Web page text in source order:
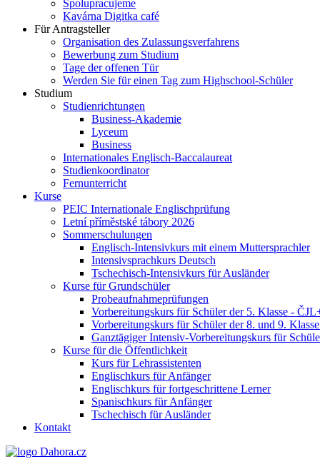
Spolupracujeme
Kavárna Digitka café
Für Antragsteller
Organisation des Zulassungsverfahrens
Bewerbung zum Studium
Tage der offenen Tür
Werden Sie für einen Tag zum Highschool-Schüler
Studium
Studienrichtungen
Business-Akademie
Lyceum
Business
Internationales Englisch-Baccalaureat
Studienkoordinator
Fernunterricht
Kurse
PEIC Internationale Englischprüfung
Letní příměstské tábory 2026
Sommerschulungen
Englisch-Intensivkurs mit einem Muttersprachler
Intensivsprachkurs Deutsch
Tschechisch-Intensivkurs für Ausländer
Kurse für Grundschüler
Probeaufnahmeprüfungen
Vorbereitungskurs für Schüler der 5. Klasse -
Vorbereitungskurs für Schüler der 8. und 9.
Ganztägiger Intensiv-Vorbereitungskurs für
Kurse für die Öffentlichkeit
Kurs für Lehrassistenten
Englischkurs für Anfänger
Englischkurs für fortgeschrittene Lerner
Spanischkurs für Anfänger
Tschechisch für Ausländer
Kontakt